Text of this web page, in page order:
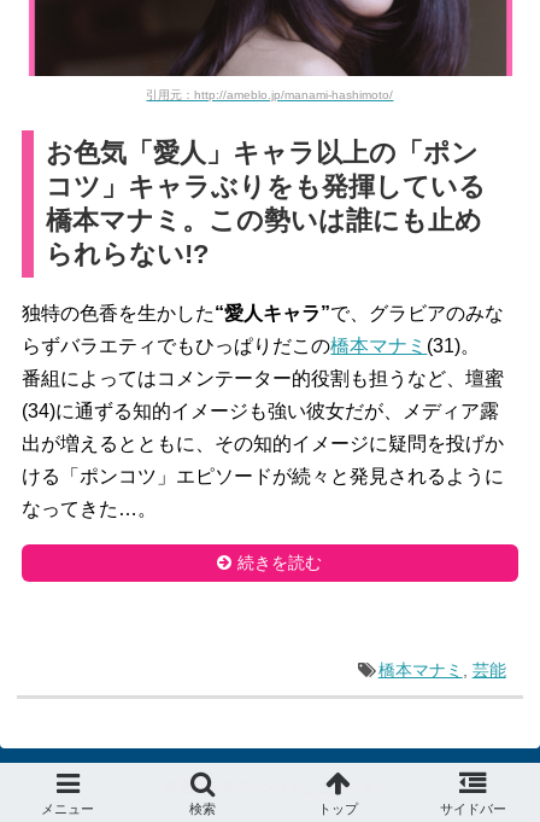
引用元：http://ameblo.jp/manami-hashimoto/
お色気「愛人」キャラ以上の「ポン
コツ」キャラぶりをも発揮している
橋本マナミ。この勢いは誰にも止め
られらない!?
独特の色香を生かした“愛人キャラ”で、グラビアのみな
らずバラエティでもひっぱりだこの橋本マナミ (31)。
番組によってはコメンテーター的役割も担うなど、壇蜜
(34)に通ずる知的イメージも強い彼女だが、メディア露
出が増えるとともに、その知的イメージに疑問を投げか
ける「ポンコツ」エピソードが続々と発見されるように
なってきた…。
続きを読む
橋本マナミ 芸能
© 2015 デラべっぴんニュース